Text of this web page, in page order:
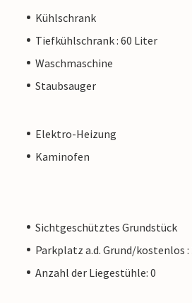
Kühlschrank
Tiefkühlschrank : 60 Liter
Waschmaschine
Staubsauger
Elektro-Heizung
Kaminofen
Sichtgeschütztes Grundstück
Parkplatz a.d. Grund/kostenlos
Anzahl der Liegestühle: 0